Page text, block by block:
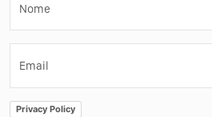
Nome
Email
Privacy Policy